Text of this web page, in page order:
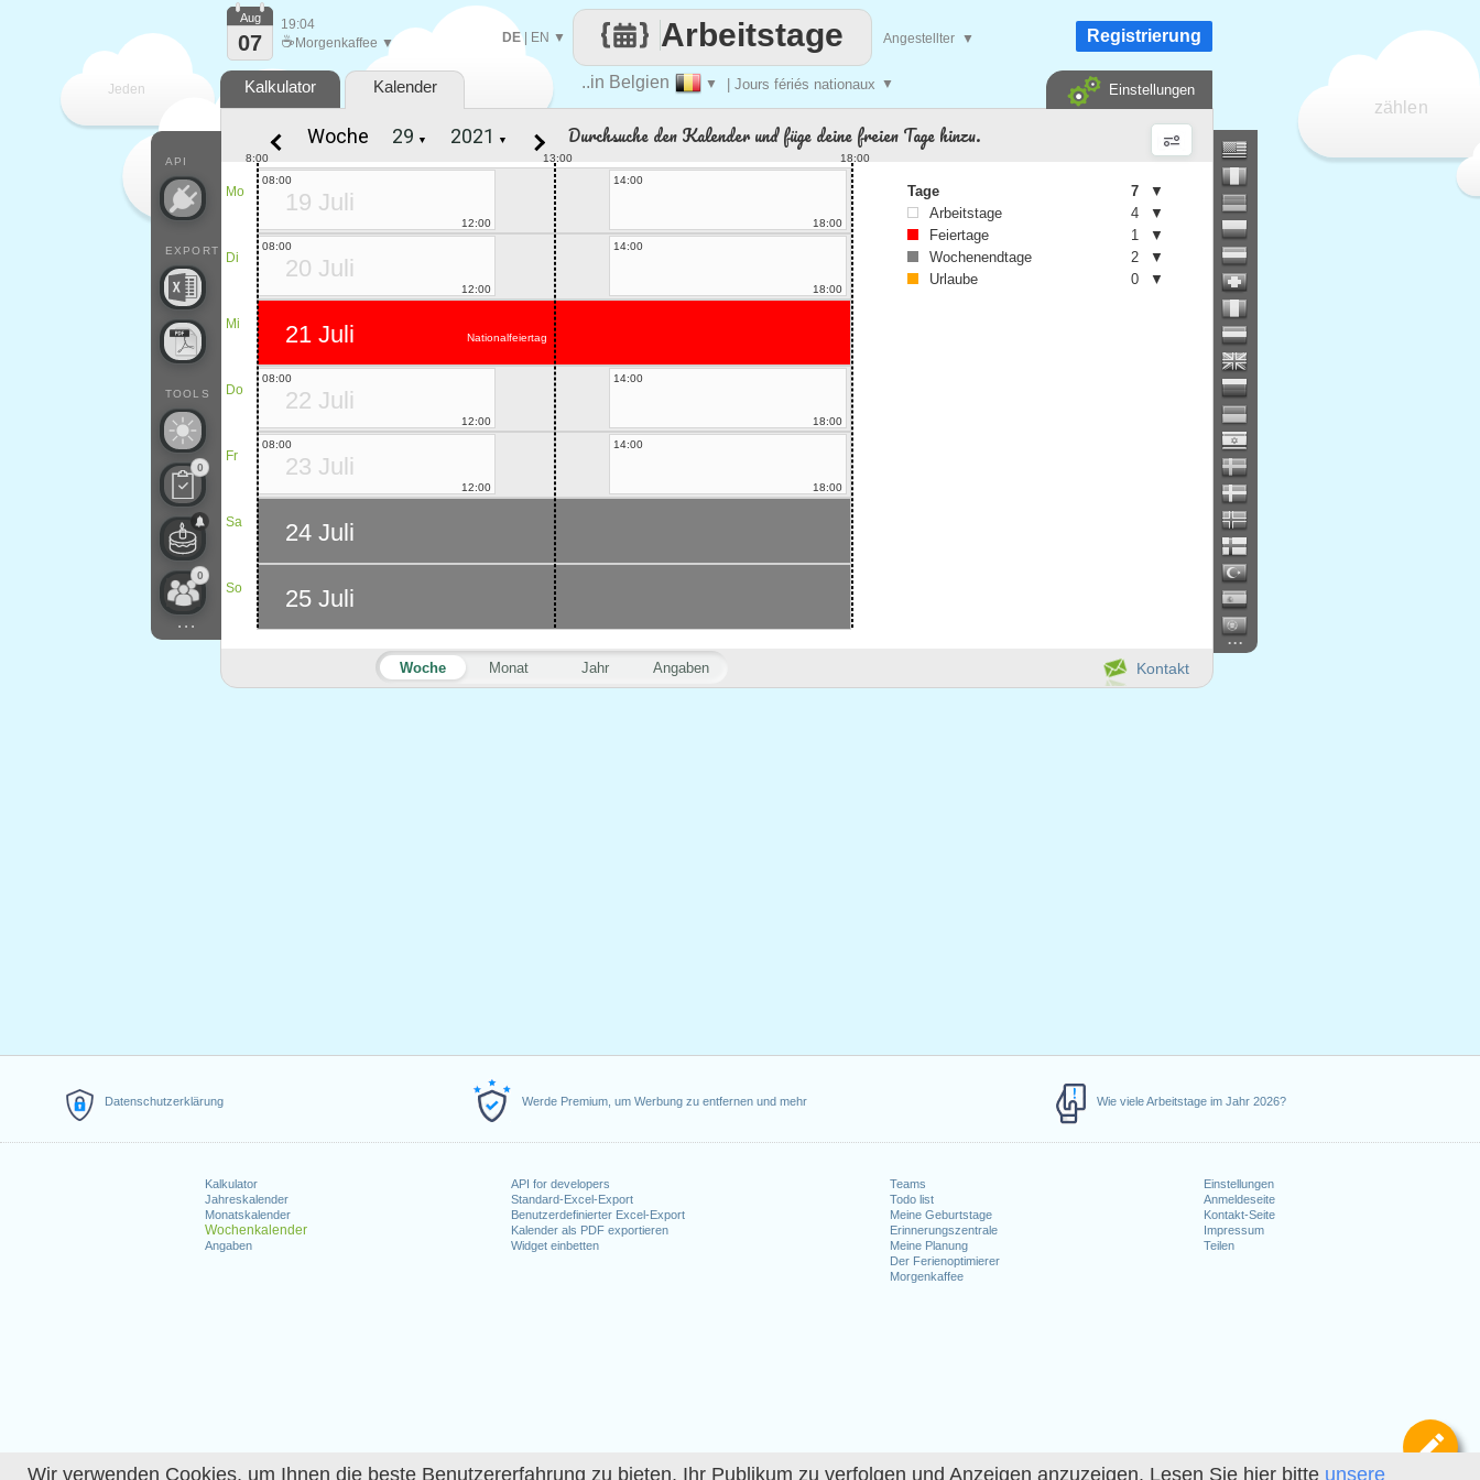
Wir verwenden Cookies, um Ihnen die beste Benutzererfahrung zu bieten, Ihr Publikum zu verfolgen und Anzeigen anzuzeigen. Lesen Sie hier bitte unsere
Datenschutzerklärung Werde Premium, um Werbung zu entfernen und mehr Wie viele Arbeitstage im Jahr 2026?
Kalkulator
Jahreskalender
Monatskalender
Wochenkalender
Angaben
API for developers
Standard-Excel-Export
Benutzerdefinierter Excel-Export
Kalender als PDF exportieren
Widget einbetten
Teams
Todo list
Meine Geburtstage
Erinnerungszentrale
Meine Planung
Der Ferienoptimierer
Morgenkaffee
Einstellungen
Anmeldeseite
Kontakt-Seite
Impressum
Teilen
Jeden
Tag
zählen
..in Belgien ▼ | Jours fériés nationaux ▼
Arbeitstage
DE| EN ▼ Angestellter ▼
API
EXPORT
TOOLS
0
0
...
Aug
07
19:04
☕ Morgenkaffee ▼ Registrierung
Kalkulator Kalender Einstellungen
...
Kontakt
Woche Monat Jahr Angaben
Woche ▼ ▼ Durchsuche den Kalender und füge deine freien Tage hinzu.
Mo
Di
Mi
Do
Fr
Sa
So
13:00
8:00 18:00
19 Juli
08:00
12:00
14:00
18:00
20 Juli
08:00
12:00
14:00
18:00
Nationalfeiertag
21 Juli
22 Juli
08:00
12:00
14:00
18:00
23 Juli
08:00
12:00
14:00
18:00
24 Juli
25 Juli
Tage 7
▼
Arbeitstage
4
▼
Feiertage
1
▼
Wochenendtage
2
▼
Urlaube
0 ▼